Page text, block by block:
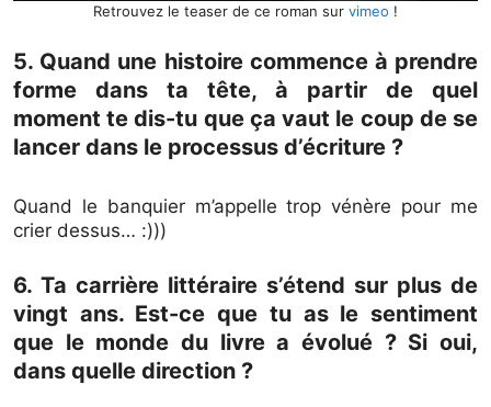
Retrouvez le teaser de ce roman sur vimeo !
5. Quand une histoire commence à prendre
forme dans ta tête, à partir de quel
moment te dis-tu que ça vaut le coup de se
lancer dans le processus d’écriture ?
Quand le banquier m’appelle trop vénère pour me
crier dessus… :)))
6. Ta carrière littéraire s’étend sur plus de
vingt ans. Est-ce que tu as le sentiment
que le monde du livre a évolué ? Si oui,
dans quelle direction ?